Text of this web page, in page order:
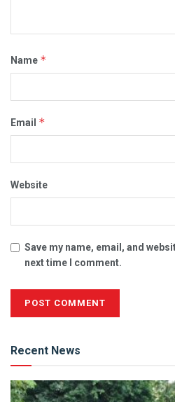
Name *
Email *
Website
Save my name, email, and
next time I comment.
Recent News